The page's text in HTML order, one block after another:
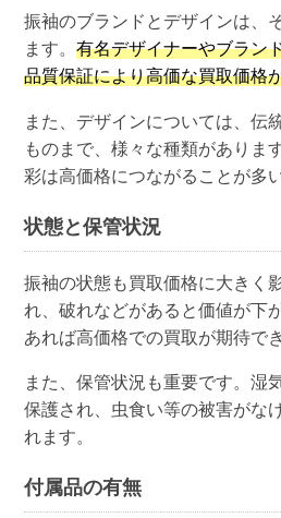
振袖のブランドとデザインは、
ます。有名デザイナーやブラン
品質保証により高価な買取価格
また、デザインについては、伝
ものまで、様々な種類がありま
彩は高価格につながることが多
状態と保管状況
振袖の状態も買取価格に大きく
れ、破れなどがあると価値が下
あれば高価格での買取が期待で
また、保管状況も重要です。湿
保護され、虫食い等の被害がな
れます。
付属品の有無